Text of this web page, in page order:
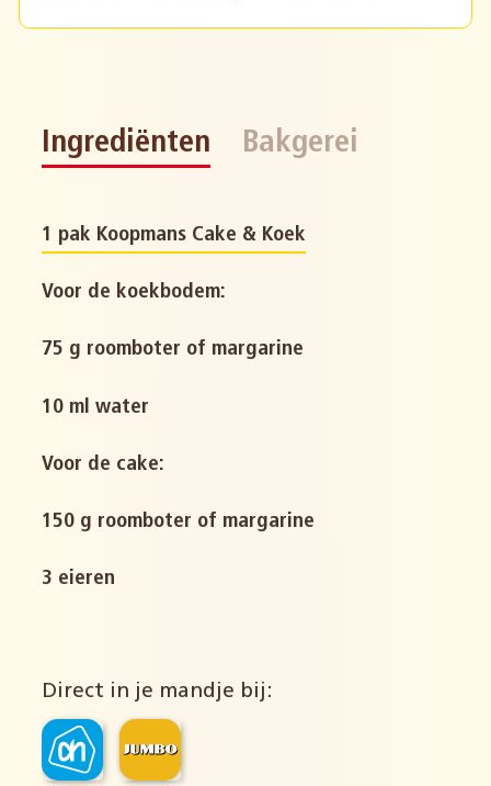
Ingrediënten Bakgerei
1 pak Koopmans Cake & Koek
Voor de koekbodem:
75 g roomboter of margarine
10 ml water
Voor de cake:
150 g roomboter of margarine
3 eieren
Direct in je mandje bij: